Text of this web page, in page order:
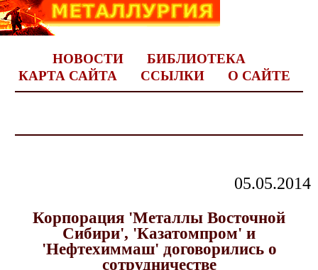
НОВОСТИ
БИБЛИОТЕКА
КАРТА САЙТА
ССЫЛКИ О САЙТЕ
05.05.2014
Корпорация 'Металлы Восточной
Сибири', 'Казатомпром' и
'Нефтехиммаш' договорились о
сотрудничестве